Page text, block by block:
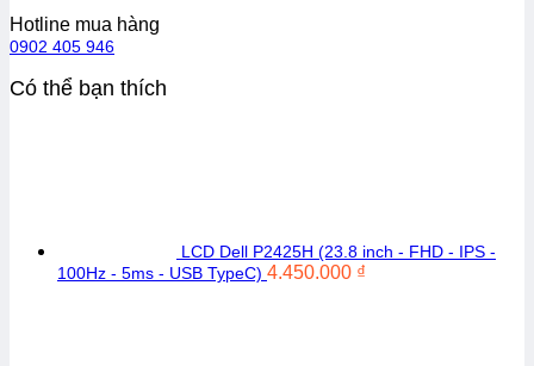
Hotline mua hàng
0902 405 946
Có thể bạn thích
LCD Dell P2425H (23.8 inch - FHD - IPS -
100Hz - 5ms - USB TypeC) 4.450.000 ₫